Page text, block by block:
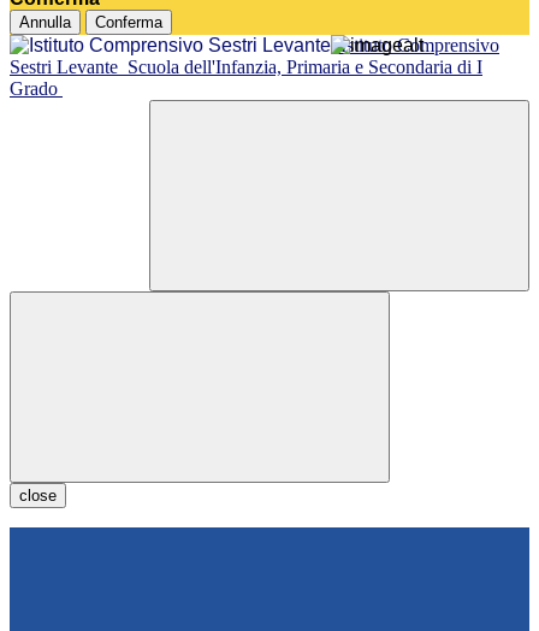
Annulla Conferma
Istituto Comprensivo
Sestri Levante Scuola dell'Infanzia, Primaria e Secondaria di I
Grado
close